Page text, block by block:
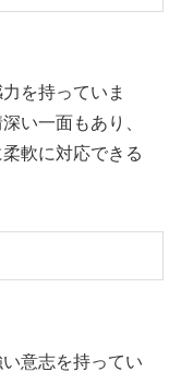
を持っていま
い一面もあり、
軟に対応できる
意志を持ってい